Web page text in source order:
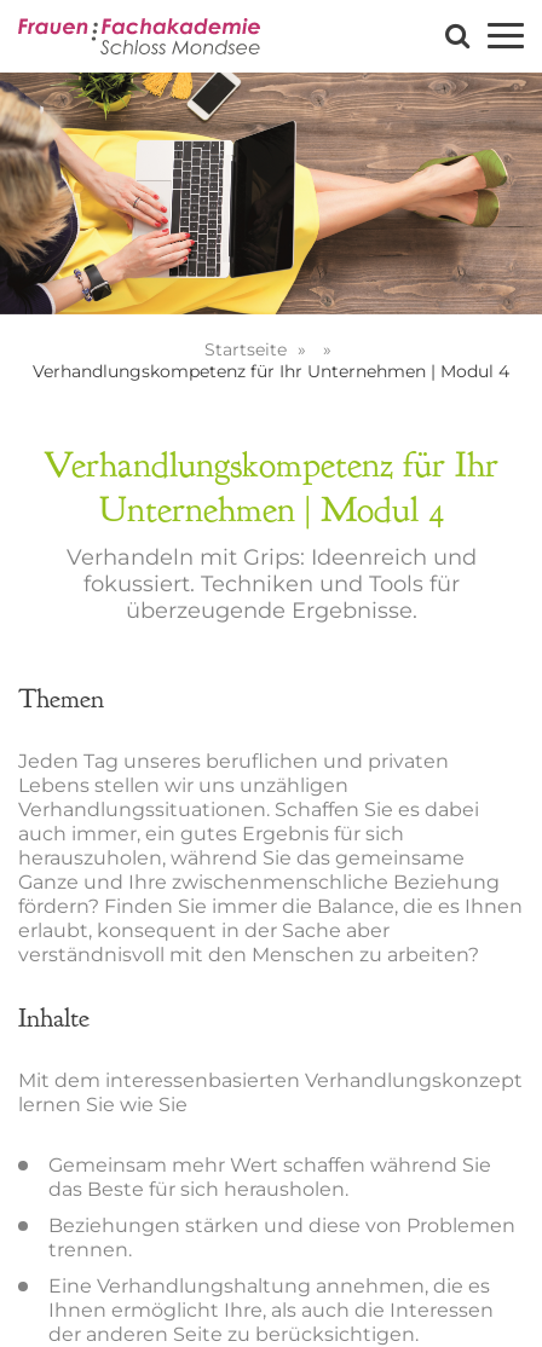
Startseite
Verhandlungskompetenz für Ihr Unternehmen | Modul 4
Verhandlungskompetenz für Ihr
Unternehmen | Modul 4
Verhandeln mit Grips: Ideenreich und
fokussiert. Techniken und Tools für
überzeugende Ergebnisse.
Themen
Jeden Tag unseres beruflichen und privaten
Lebens stellen wir uns unzähligen
Verhandlungssituationen. Schaffen Sie es dabei
auch immer, ein gutes Ergebnis für sich
herauszuholen, während Sie das gemeinsame
Ganze und Ihre zwischenmenschliche Beziehung
fördern? Finden Sie immer die Balance, die es Ihnen
erlaubt, konsequent in der Sache aber
verständnisvoll mit den Menschen zu arbeiten?
Inhalte
Mit dem interessenbasierten Verhandlungskonzept
lernen Sie wie Sie
Gemeinsam mehr Wert schaffen während Sie
das Beste für sich herausholen.
Beziehungen stärken und diese von Problemen
trennen.
Eine Verhandlungshaltung annehmen, die es
Ihnen ermöglicht Ihre, als auch die Interessen
der anderen Seite zu berücksichtigen.